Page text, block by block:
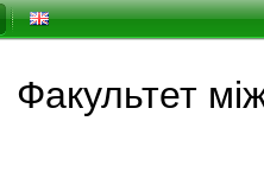
Факультет